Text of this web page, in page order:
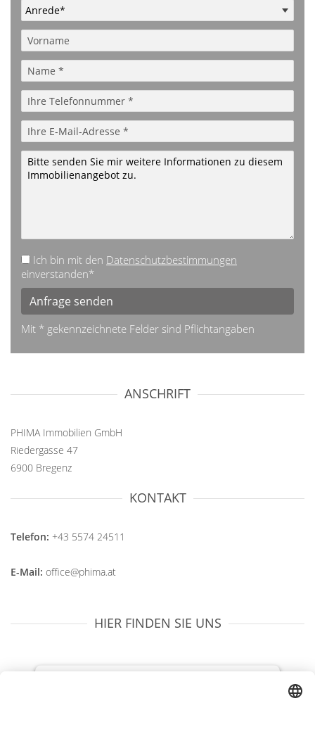
Ich bin mit den Datenschutzbestimmungen
einverstanden*
Anfrage senden
Mit * gekennzeichnete Felder sind Pflichtangaben
ANSCHRIFT
PHIMA Immobilien GmbH
Riedergasse 47
6900 Bregenz
KONTAKT
Telefon: +43 5574 24511
E-Mail: office@phima.at
HIER FINDEN SIE UNS